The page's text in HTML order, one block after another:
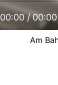
00:00/ 00:00
Am